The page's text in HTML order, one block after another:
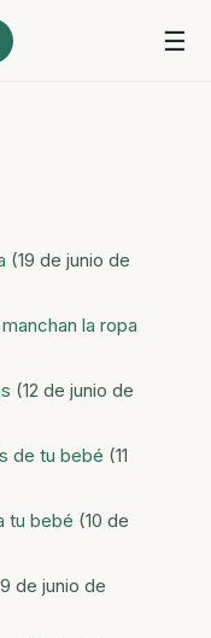
☰
(19 de junio de
la ropa
(12 de junio de
de tu bebé (11
tu bebé (10 de
de junio de